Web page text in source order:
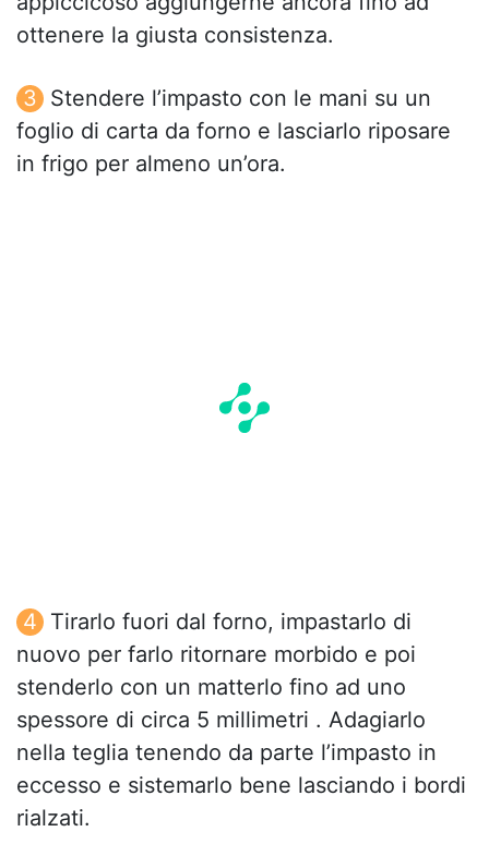
ottenere la giusta consistenza.
Stendere l’impasto con le mani su un
foglio di carta da forno e lasciarlo riposare
in frigo per almeno un’ora.
Tirarlo fuori dal forno, impastarlo di
nuovo per farlo ritornare morbido e poi
stenderlo con un matterlo fino ad uno
spessore di circa 5 millimetri . Adagiarlo
nella teglia tenendo da parte l’impasto in
eccesso e sistemarlo bene lasciando i bordi
rialzati.